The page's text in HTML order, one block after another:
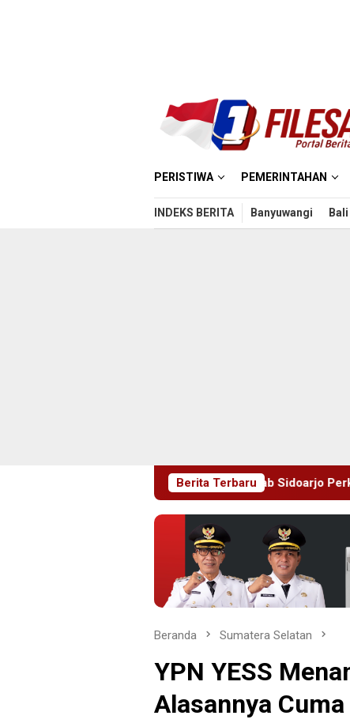
PERISTIWA PEMERINTAHAN
INDEKS BERITA Banyuwangi Bali
Berita Terbaru
Sejak Dini, Pemkab Sidoarjo Perkuat Pencegahan HIV
Beranda Sumatera Selatan
YPN YESS
Alasannya